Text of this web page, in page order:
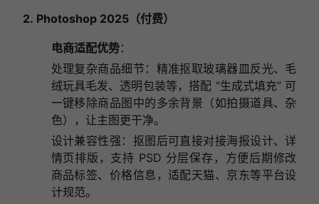
2. Photoshop 2025（付费）
电商适配优势：
处理复杂商品细节：精准抠取玻璃器皿反光、毛
绒玩具毛发、透明包装等，搭配 “生成式填充” 可
一键移除商品图中的多余背景（如拍摄道具、杂
色），让主图更干净。
设计兼容性强：抠图后可直接对接海报设计、详
情页排版，支持 PSD 分层保存，方便后期修改
商品标签、价格信息，适配天猫、京东等平台设
计规范。